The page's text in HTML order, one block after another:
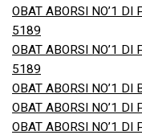
OBAT ABORSI NO’1
5189
OBAT ABORSI NO’1
5189
OBAT ABORSI NO’1
OBAT ABORSI NO’1
OBAT ABORSI NO’1